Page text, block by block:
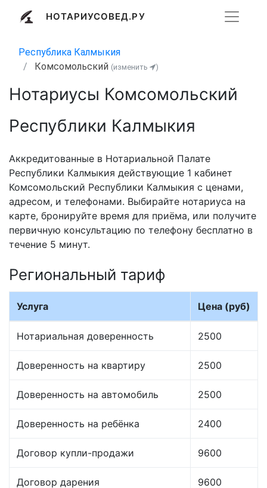
НОТАРИУСОВЕД.РУ
Республика Калмыкия
Комсомольский (изменить )
Нотариусы Комсомольский
Республики Калмыкия
Аккредитованные в Нотариальной Палате
Республики Калмыкия действующие 1 кабинет
Комсомольский Республики Калмыкия с ценами,
адресом, и телефонами. Выбирайте нотариуса на
карте, бронируйте время для приёма, или получите
первичную консультацию по телефону бесплатно в
течение 5 минут.
Региональный тариф
Услуга Цена (руб)
Нотариальная доверенность 2500
Доверенность на квартиру 2500
Доверенность на автомобиль 2500
Доверенность на ребёнка 2400
Договор купли-продажи 9600
Договор дарения 9600